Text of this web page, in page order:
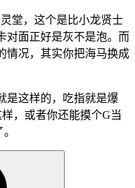
堂，这个是比小龙贤士
对面正好是灰不是泡。而
情况，其实你把海马换成
是这样的，吃指就是爆
，或者你还能摸个G当